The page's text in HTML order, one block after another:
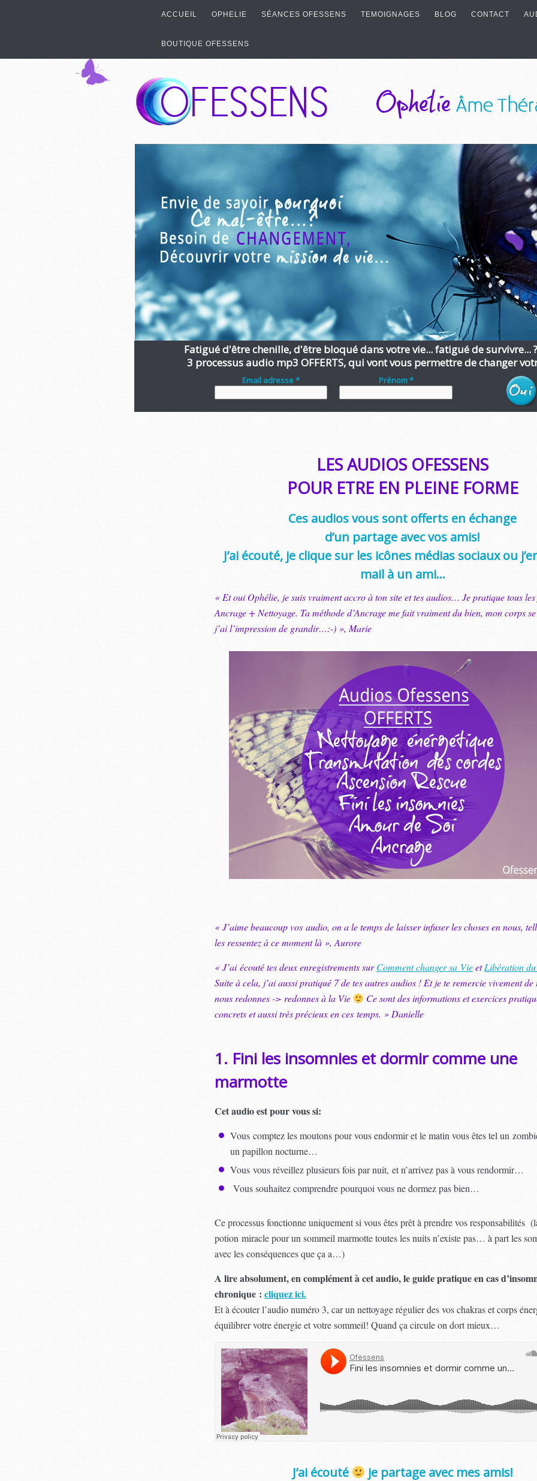
ACCUEIL OPHELIE SÉANCES OFESSENS TEMOIGNAGES BLOG CONTACT
BOUTIQUE OFESSENS
Fatigué d'être chenille, d'être bloqué dans votre vie... fatigué de survivre...
3 processus audio mp3 OFFERTS, qui vont vous permettre de changer
Email adresse * Prénom *
LES AUDIOS OFESSENS
POUR ETRE EN PLEINE FORME
Ces audios vous sont offerts en échange
d’un partage avec vos amis!
J’ai écouté, je clique sur les icônes médias sociaux ou
mail à un ami…
« Et oui Ophélie, je suis vraiment accro à ton site et tes audios… Je pratique tous
Ancrage + Nettoyage. Ta méthode d’Ancrage me fait vraiment du bien, mon corps
j’ai l’impression de grandir…:-) », Marie
« J’aime beaucoup vos audio, on a le temps de laisser infuser les choses en nous,
les ressentez à ce moment là », Aurore
« J’ai écouté tes deux enregistrements surComment changer sa VieetLibération
Suite à cela, j’ai aussi pratiqué 7 de tes autres audios ! Et je te remercie vivement de
nous redonnes -> redonnes à la Vie
Ce sont des informations et exercices
concrets et aussi très précieux en ces temps. » Danielle
1. Fini les insomnies et dormir comme une
marmotte
Cet audio est pour vous si:
Vous comptez les moutons pour vous endormir et le matin vous êtes tel un
un papillon nocturne…
Vous vous réveillez plusieurs fois par nuit, et n’arrivez pas à vous rendormir…
Vous souhaitez comprendre pourquoi vous ne dormez pas bien…
Ce processus fonctionne uniquement si vous êtes prêt à prendre vos responsabilités
potion miracle pour un sommeil marmotte toutes les nuits n’existe pas… à part les
avec les conséquences que ça a…)
A lire absolument, en complément à cet audio, le guide pratique en cas
chronique :cliquez ici.
Et à écouter l’audio numéro 3, car un nettoyage régulier des vos chakras et corps
équilibrer votre énergie et votre sommeil! Quand ça circule on dort mieux…
J’ai écouté je partage avec mes amis!